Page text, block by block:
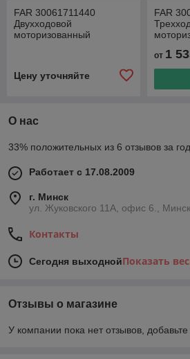
FAR 30061711440
Двухходовой
моторизованный
Цену уточняйте
FAR
1/4",
от 1
О нас
33% положительных из 6 отзывов за год
Работает с 17.08.2009
г. Минск
ул. Жуковского 11А, офис 6.,
Контакты
Сегодня выходнойПоказать
Отзывы о магазине
У компании пока нет отзывов,